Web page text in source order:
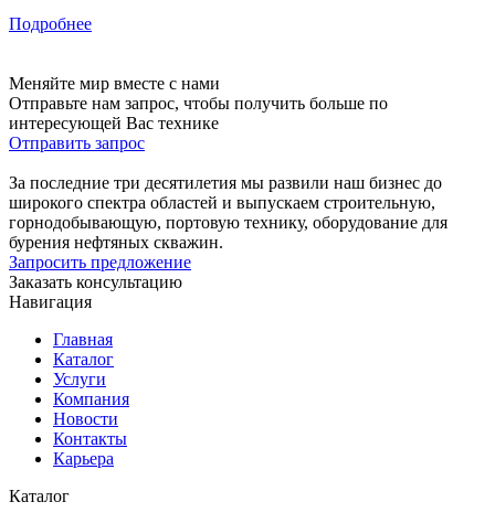
Подробнее
Меняйте мир вместе с нами
Отправьте нам запрос, чтобы получить больше по
интересующей Вас технике
Отправить запрос
За последние три десятилетия мы развили наш бизнес до
широкого спектра областей и выпускаем строительную,
горнодобывающую, портовую технику, оборудование для
бурения нефтяных скважин.
Запросить предложение
Заказать консультацию
Навигация
Главная
Каталог
Услуги
Компания
Новости
Контакты
Карьера
Каталог